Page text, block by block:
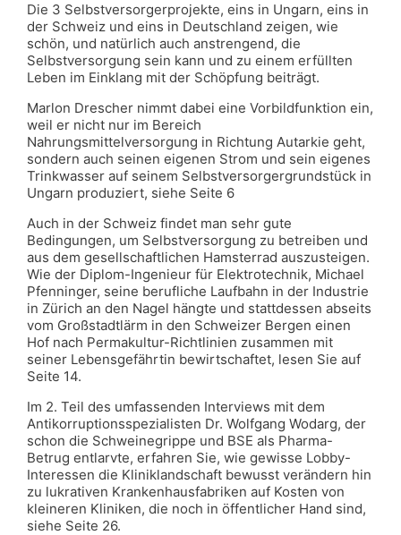
Die 3 Selbstversorgerprojekte, eins in Ungarn, eins in
der Schweiz und eins in Deutschland zeigen, wie
schön, und natürlich auch anstrengend, die
Selbstversorgung sein kann und zu einem erfüllten
Leben im Einklang mit der Schöpfung beiträgt.
Marlon Drescher nimmt dabei eine Vorbildfunktion ein,
weil er nicht nur im Bereich
Nahrungsmittelversorgung in Richtung Autarkie geht,
sondern auch seinen eigenen Strom und sein eigenes
Trinkwasser auf seinem Selbstversorgergrundstück in
Ungarn produziert, siehe Seite 6
Auch in der Schweiz findet man sehr gute
Bedingungen, um Selbstversorgung zu betreiben und
aus dem gesellschaftlichen Hamsterrad auszusteigen.
Wie der Diplom-Ingenieur für Elektrotechnik, Michael
Pfenninger, seine berufliche Laufbahn in der Industrie
in Zürich an den Nagel hängte und stattdessen abseits
vom Großstadtlärm in den Schweizer Bergen einen
Hof nach Permakultur-Richtlinien zusammen mit
seiner Lebensgefährtin bewirtschaftet, lesen Sie auf
Seite 14.
Im 2. Teil des umfassenden Interviews mit dem
Antikorruptionsspezialisten Dr. Wolfgang Wodarg, der
schon die Schweinegrippe und BSE als Pharma-
Betrug entlarvte, erfahren Sie, wie gewisse Lobby-
Interessen die Kliniklandschaft bewusst verändern hin
zu lukrativen Krankenhausfabriken auf Kosten von
kleineren Kliniken, die noch in öffentlicher Hand sind,
siehe Seite 26.